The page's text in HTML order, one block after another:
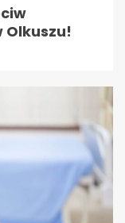
Olkuszu!